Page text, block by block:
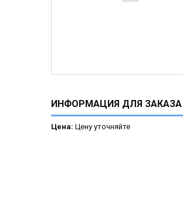
ИНФОРМАЦИЯ ДЛЯ ЗАКАЗА
Цена: Цену уточняйте